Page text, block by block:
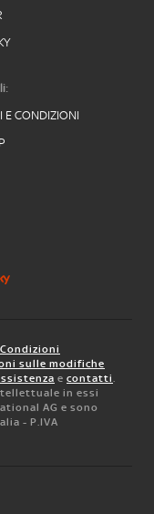
E CONDIZIONI
sulle modifiche
e contatti.
in essi
AG e sono
- P.IVA